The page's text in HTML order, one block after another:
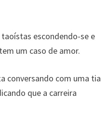
escondendo-se e
um caso de amor.
conversando com uma tia
que a carreira